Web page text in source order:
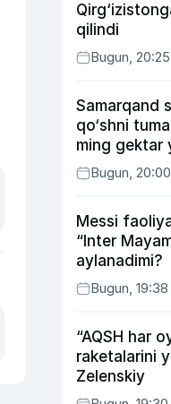
qilindi
Bugun, 20:25
Samarqand
qo‘shni
ming gektar
Bugun, 20:00
Messi
“Inter
aylanadimi?
Bugun, 19:38
“AQSH har
raketalarini
Zelenskiy